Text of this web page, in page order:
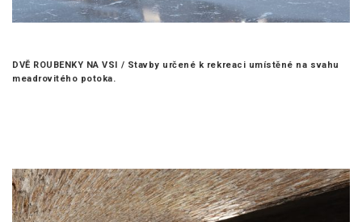
DVĚ ROUBENKY NA VSI / Stavby určené k rekreaci umístěné na svahu
meadrovitého potoka.